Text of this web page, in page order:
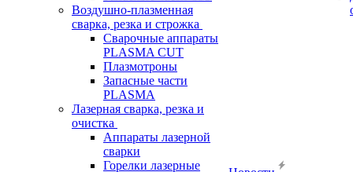
Воздушно-плазменная
сварка, резка и строжка
Сварочные аппараты
PLASMA CUT
Плазмотроны
Запасные части
PLASMA
Лазерная сварка, резка и
очистка
Аппараты лазерной
сварки
Горелки лазерные